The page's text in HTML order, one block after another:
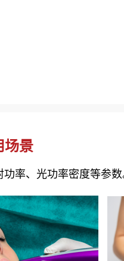
场景
率、光功率密度等参数